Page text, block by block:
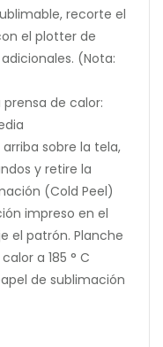
recorte el
el plotter de
(Nota:
de calor:
sobre la tela,
y retire la
(Cold Peel)
impreso en el
el patrón. Planche
a 185 ° C
de sublimación